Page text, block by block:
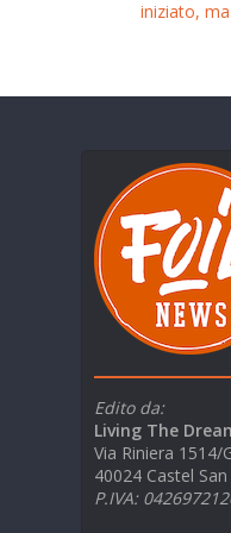
iniziato,
Edito da:
Living The
Via Riniera 1514/
40024 Castel
P.IVA: